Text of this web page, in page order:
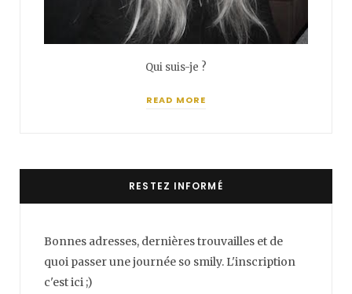
Qui suis-je ?
READ MORE
RESTEZ INFORMÉ
Bonnes adresses, dernières trouvailles et de
quoi passer une journée so smily. L'inscription
c'est ici ;)